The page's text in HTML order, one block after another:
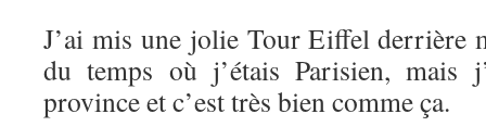
J’ai mis une jolie Tour Eiffel derrière
du temps où j’étais Parisien, mais
province et c’est très bien comme ça.